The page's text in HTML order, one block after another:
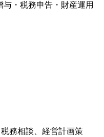
・税務申告・財産運用
務相談、経営計画策